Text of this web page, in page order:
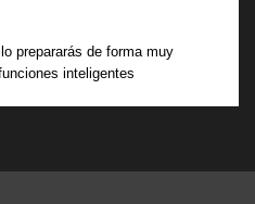
prepararás de forma muy
inteligentes